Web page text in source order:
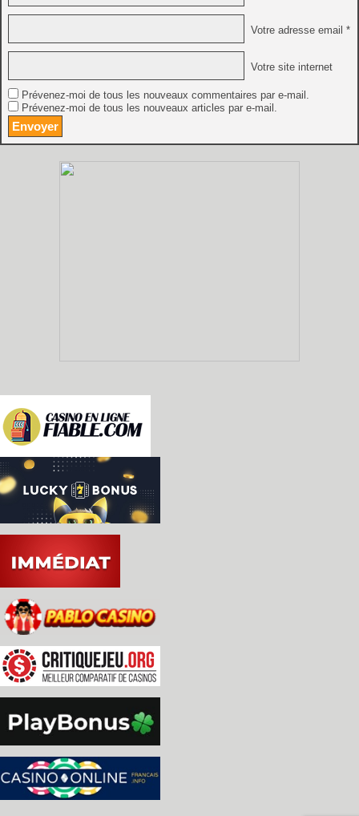
Votre adresse email *
Votre site internet
Prévenez-moi de tous les nouveaux commentaires par e-mail.
Prévenez-moi de tous les nouveaux articles par e-mail.